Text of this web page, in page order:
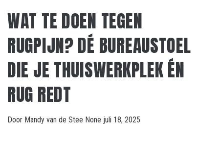
WAT TE DOEN TEGEN
RUGPIJN? DÉ BUREAUSTOEL
DIE JE THUISWERKPLEK ÉN
RUG REDT
Door Mandy van de Stee None juli 18, 2025